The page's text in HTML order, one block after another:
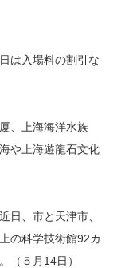
は入場料の割引な
、上海海洋水族
や上海遊龍石文化
日、市と天津市、
の科学技術館92カ
（５月14日）